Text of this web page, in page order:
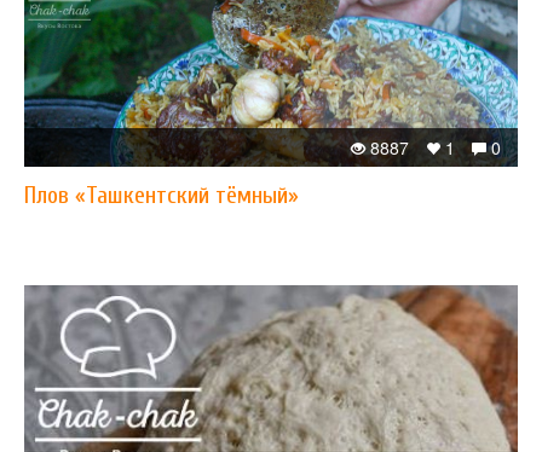
0
1
8887
Плов «Ташкентский тёмный»